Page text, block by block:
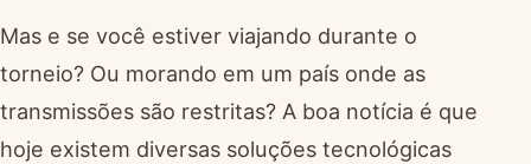
Mas e se você estiver viajando durante o
torneio? Ou morando em um país onde as
transmissões são restritas? A boa notícia é que
hoje existem diversas soluções tecnológicas